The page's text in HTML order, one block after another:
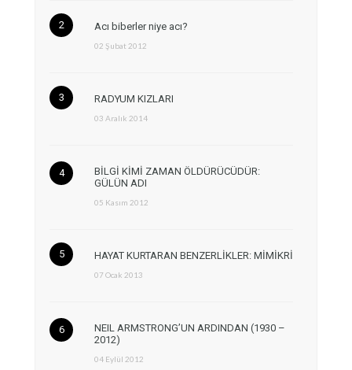
Acı biberler niye acı?
02 Şubat 2012
RADYUM KIZLARI
03 Aralık 2014
BİLGİ KİMİ ZAMAN ÖLDÜRÜCÜDÜR:
GÜLÜN ADI
05 Kasım 2012
HAYAT KURTARAN BENZERLİKLER: MİMİKRİ
07 Ocak 2013
NEIL ARMSTRONG’UN ARDINDAN (1930 –
2012)
04 Eylül 2012